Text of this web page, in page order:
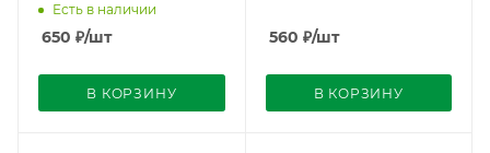
Есть в наличии
650 ₽/шт
В КОРЗИНУ
560 ₽/шт
В КОРЗИНУ